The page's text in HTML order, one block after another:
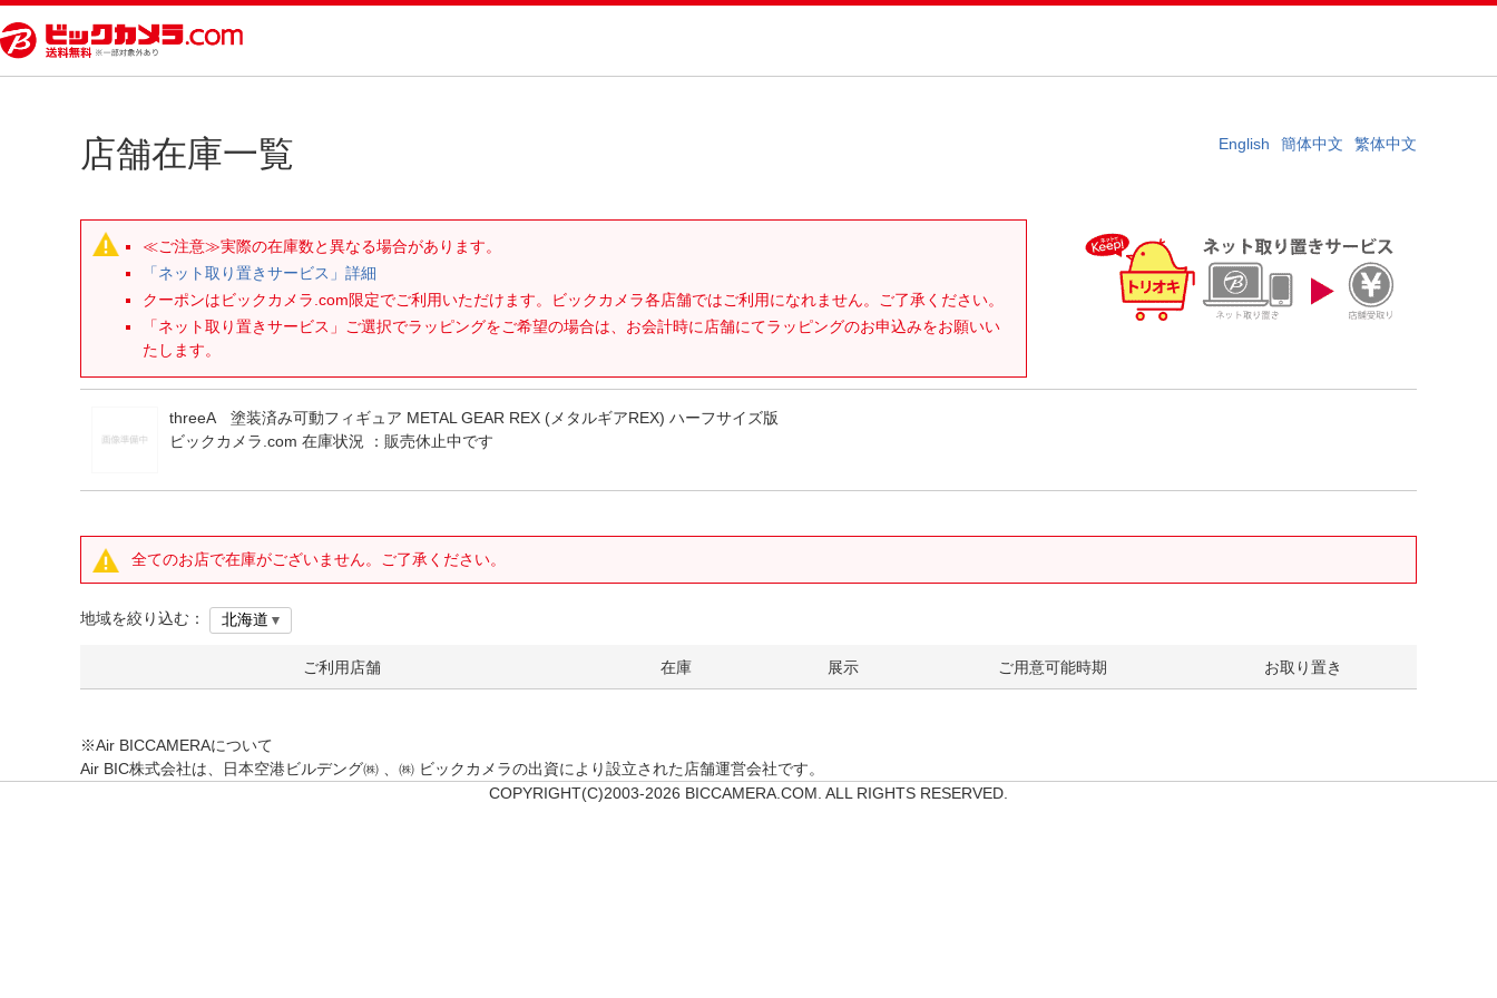
店舗在庫一覧 English 簡体中文 繁体中文
≪ご注意≫実際の在庫数と異なる場合があります。
「ネット取り置きサービス」詳細
クーポンはビックカメラ.com限定でご利用いただけます。ビックカメラ各店舗ではご利用になれません。ご了承ください。
「ネット取り置きサービス」ご選択でラッピングをご希望の場合は、お会計時に店舗にてラッピングのお申込みをお願いい
たします。
threeA 塗装済み可動フィギュア METAL GEAR REX (メタルギアREX) ハーフサイズ版
ビックカメラ.com 在庫状況 ： 販売休止中です
全てのお店で在庫がございません。ご了承ください。
地域を絞り込む：
ご利用店舗 在庫 展示 ご用意可能時期 お取り置き
※Air BICCAMERAについて
Air BIC株式会社は、日本空港ビルデング㈱ 、㈱ ビックカメラの出資により設立された店舗運営会社です。
COPYRIGHT(C)2003-2026 BICCAMERA.COM. ALL RIGHTS RESERVED.